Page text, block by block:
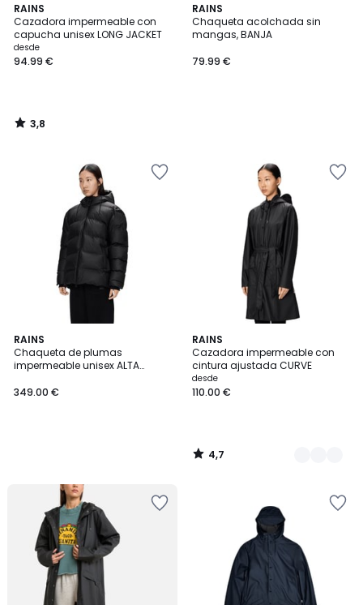
RAINS
Cazadora impermeable con
capucha unisex LONG JACKET
desde
94.99 €
3,8
/ 5
3,8
/
RAINS
Chaqueta acolchada sin
mangas, BANJA
79.99 €
RAINS
Chaqueta de plumas
impermeable unisex ALTA
349.00 €
RAINS
Cazadora impermeable con
cintura ajustada CURVE
desde
110.00 €
4,7
/ 5
2
Colores
4,7
/